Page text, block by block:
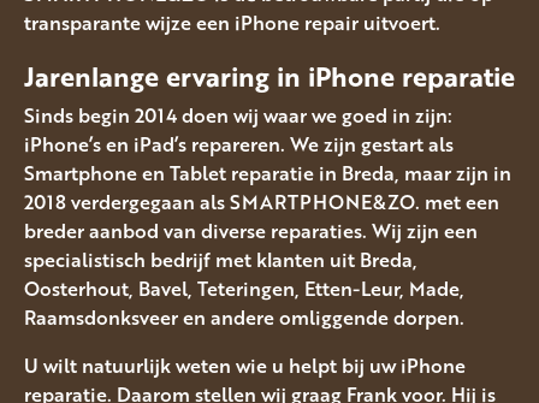
transparante wijze een iPhone repair uitvoert.
Jarenlange ervaring in iPhone reparatie
Sinds begin 2014 doen wij waar we goed in zijn:
iPhone’s en iPad’s repareren. We zijn gestart als
Smartphone en Tablet reparatie in Breda, maar zijn in
2018 verdergegaan als SMARTPHONE&ZO. met een
breder aanbod van diverse reparaties. Wij zijn een
specialistisch bedrijf met klanten uit Breda,
Oosterhout, Bavel, Teteringen, Etten-Leur, Made,
Raamsdonksveer en andere omliggende dorpen.
U wilt natuurlijk weten wie u helpt bij uw iPhone
reparatie. Daarom stellen wij graag Frank voor. Hij is